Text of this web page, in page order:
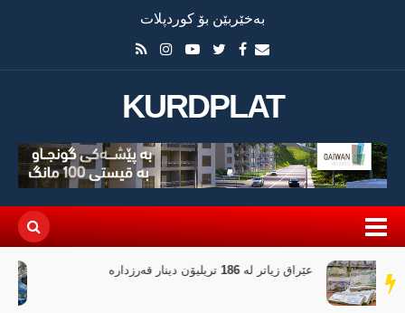
بەخێربێن بۆ کوردپلات
KURDPLAT
سەر
دێڕ
حکومەتی بەریتانیا بڕیار دەدات، 90٪ـی